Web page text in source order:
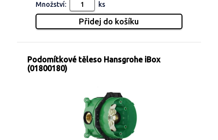
Množství: ks
Podomítkové těleso Hansgrohe iBox
(01800180)